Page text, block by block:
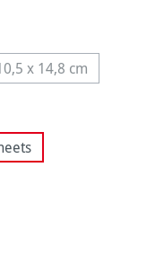
n'est pas disponible
x 14,8 cm
(Cette option n'est
pour le moment.)
pas disponible pour le